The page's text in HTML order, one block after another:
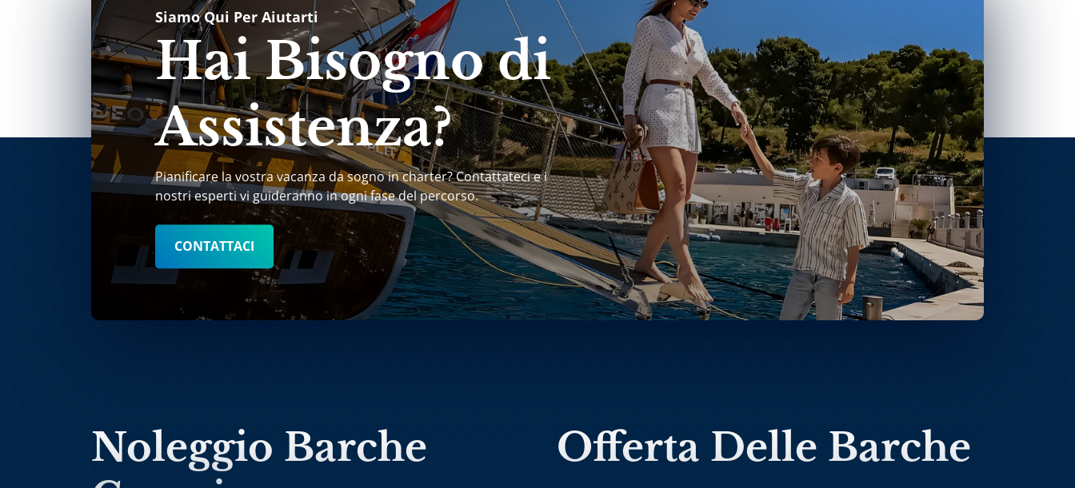
Siamo Qui Per Aiutarti
Hai Bisogno di
Assistenza?
Pianificare la vostra vacanza da sogno in charter? Contattateci e i
nostri esperti vi guideranno in ogni fase del percorso.
CONTATTACI
Noleggio Barche
Offerta Delle Barche